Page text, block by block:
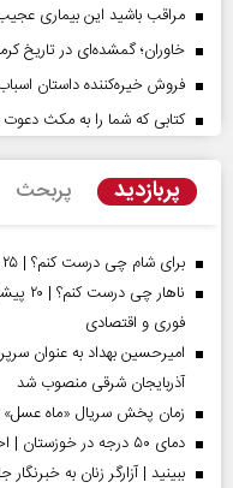
مراقب باشید این بیماری
خاوران؛ گمشده‌ای در تاریخ
فروش خیره‌کننده داستان اسباب‌بازی ۵؛ بزرگ‌ترین افتتاحیه سال
کتابی که شما را به مکث
پربازدید پربحث
برای شام چی درست کنم؟ | ۲۵ ایده خوشمزه، ساده و فوری برای شام امشب
فوری و اقتصادی
امیرحسین بهداد به عنوان
آذربایجان شرقی منصوب شد
زمان پخش سریال «ماه عسل»
دمای ۵۰ درجه در خوزستان | احتمال بارش‌های سیل‌آسا در ۳ استان
ببینید | آزارگر زنان به